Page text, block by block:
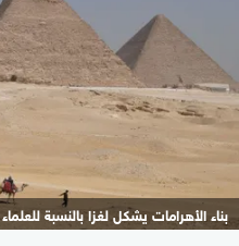
بناء الأهرامات يشكل لغزا بالنسبة للعلماء